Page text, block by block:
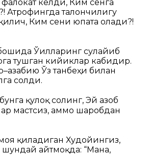
келди, Ким сенга
Атрофингда талончилигу
Ким сени юпата олади?!
Ўғилларинг сулайиб
тушган кийиклар кабидир.
Ўз танбеҳи билан
солди.
қулоқ солинг, Эй азоб
мастсиз, аммо шаробдан
қиладиган Худойингиз,
шундай айтмоқда: “Мана,